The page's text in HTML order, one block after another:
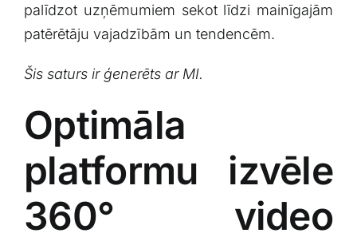
palīdzot uzņēmumiem sekot līdzi mainīgajām
patērētāju vajadzībām un tendencēm.
Šis‍ saturs ir ģenerēts ar MI.
Optimāla
platformu izvēle
360° video